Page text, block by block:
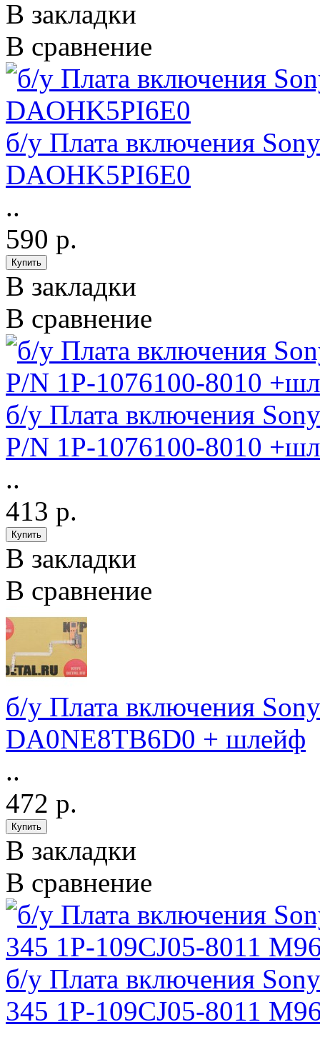
В закладки
В сравнение
б/у Плата включения
DAOHK5PI6E0
..
590 р.
В закладки
В сравнение
б/у Плата включения
P/N 1P-1076100-8010
..
413 р.
В закладки
В сравнение
б/у Плата включения
DA0NE8TB6D0 + шлейф
..
472 р.
В закладки
В сравнение
б/у Плата включения
345 1P-109CJ05-8011